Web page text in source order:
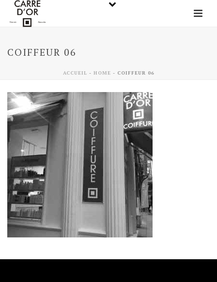
COIFFEUR 06
ACCUEIL - HOME - COIFFEUR 06